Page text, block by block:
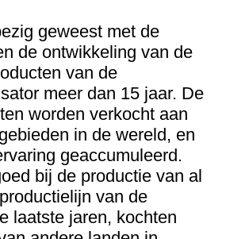
geweest met de
de ontwikkeling van de
van de
meer dan 15 jaar. De
worden verkocht aan
in de wereld, en
geaccumuleerd.
bij de productie van al
van de
laatste jaren, kochten